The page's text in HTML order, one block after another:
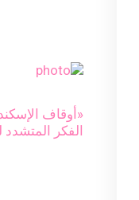
«أوقاف
الفكر المتشدد